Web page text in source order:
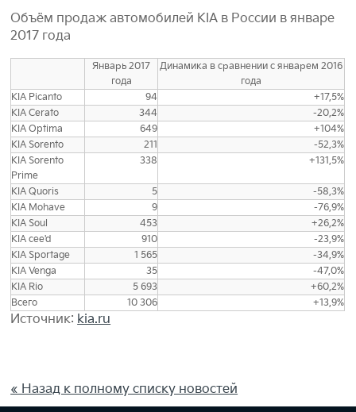
Объём продаж автомобилей KIA в России в январе
2017 года
Январь 2017
года
Динамика в сравнении с январем 2016
года
KIA Picanto
94
+17,5%
KIA Cerato
344
-20,2%
KIA Optima
649
+104%
KIA Sorento
211
-52,3%
KIA Sorento
Prime
338 +131,5%
KIA Quoris 5
-58,3%
KIA Mohave
9
-76,9%
KIA Soul
453
+26,2%
KIA cee'd
910
-23,9%
KIA Sportage
1 565
-34,9%
KIA Venga
35
-47,0%
KIA Rio
5 693
+60,2%
Всего
10 306 +13,9%
Источник: kia.ru
« Назад к полному списку новостей